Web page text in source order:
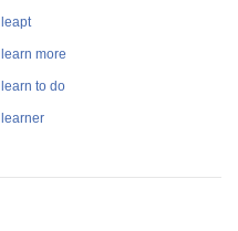
leapt
learn more
learn to do
learner